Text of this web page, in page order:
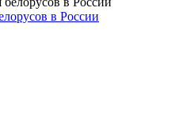
в России